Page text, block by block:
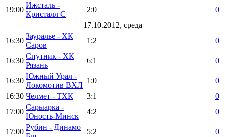
19:00
Ижсталь -
Кристалл С
2:0
0
17.10.2012, среда
16:30
Зауралье - ХК
Саров
1:2 0
16:30
Спутник - ХК
Рязань
6:1 0
16:30
Южный Урал -
Локомотив ВХЛ
1:0
0
16:30 Челмет - ТХК 3:1
0
17:00
Сарыарка -
Юность-Минск
4:2 0
17:00
Рубин - Динамо
5:2 0